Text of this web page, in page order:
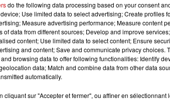
do the following data processing based on your consent
Use limited data to select advertising; Create profiles
Measure advertising performance; Measure content
of data from different sources; Develop and improve
content; Use limited data to select content; Ensure
and content; Save and communicate privacy choices.
browsing data to offer following functionalities: Identify
data; Match and combine data from other data
automatically.
cliquant sur "Accepter et fermer", ou affiner en